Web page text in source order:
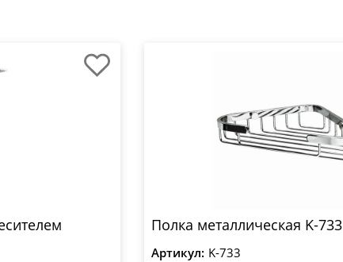
Полка металлическая K-733
Артикул: K-733